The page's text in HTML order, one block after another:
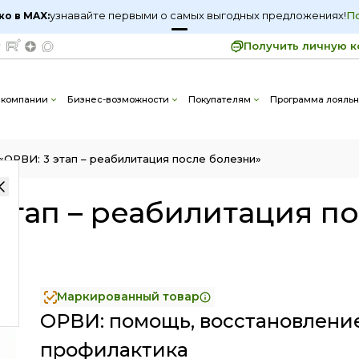
в MAX:узнавайте первыми о самых выгодных предложениях!
Получить личную
Бизнес-возможности Покупателям Программа
этап – реабилитация после болезни»
в MAX:узнавайте первыми о самых выгодных предложениях!
3 этап – реабилитация после болезни»
– реабилитация
Маркированный товар
ОРВИ: помощь,
профилактика
описание, цена, отзывы | Интернет-магазин